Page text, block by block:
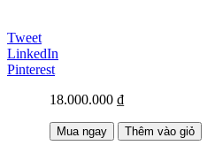
Tweet
LinkedIn
Pinterest
18.000.000 ₫
Mua ngay Thêm vào giỏ